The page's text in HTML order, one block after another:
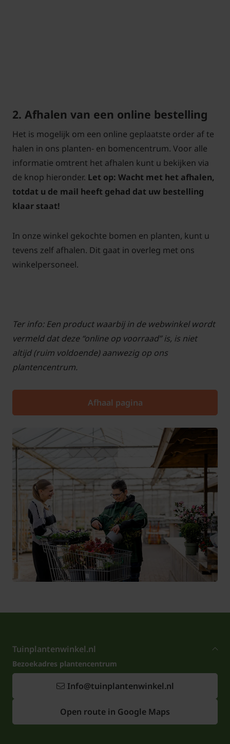
2. Afhalen van een online bestelling
Het is mogelijk om een online geplaatste order af te
halen in ons planten- en bomencentrum. Voor alle
informatie omtrent het afhalen kunt u bekijken via
de knop hieronder. Let op: Wacht met het afhalen,
totdat u de mail heeft gehad dat uw bestelling
klaar staat!
In onze winkel gekochte bomen en planten, kunt u
tevens zelf afhalen. Dit gaat in overleg met ons
winkelpersoneel.
Ter info: Een product waarbij in de webwinkel wordt
vermeld dat deze “online op voorraad” is, is niet
altijd (ruim voldoende) aanwezig op ons
plantencentrum.
Afhaal pagina
Tuinplantenwinkel.nl
Bezoekadres plantencentrum
Info@tuinplantenwinkel.nl
Open route in Google Maps